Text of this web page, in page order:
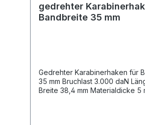
gedrehter
Bandbreite 35 mm
Gedrehter Karabinerhaken für
35 mm Bruchlast 3.000 daN Länge 131,5 mm
Breite 38,4 mm Materialdicke 5